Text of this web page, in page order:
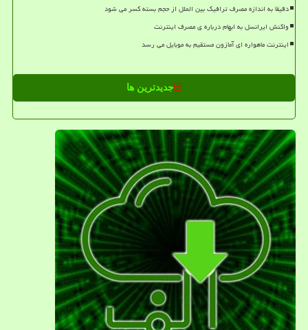
دقیقا به اندازه مصرف ترافیک بین الملل از حجم بسته کسر می شود
واکنش ایرانسل به ابهام درباره ی مصرف اینترنت
اینترنت ماهواره ای آمازون مستقیم به موبایل می رسد
جدیدترین ها